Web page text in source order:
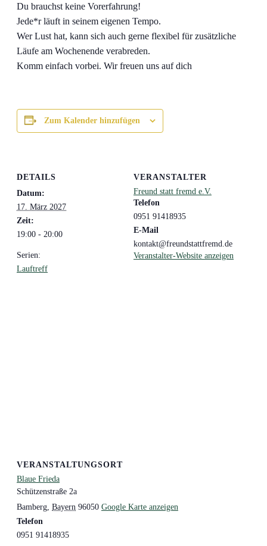
Du brauchst keine Vorerfahrung!
Jede*r läuft in seinem eigenen Tempo.
Wer Lust hat, kann sich auch gerne flexibel für zusätzliche
Läufe am Wochenende verabreden.
Komm einfach vorbei. Wir freuen uns auf dich
Zum Kalender hinzufügen
DETAILS
Datum:
17. März 2027
Zeit:
19:00 - 20:00
Serien:
Lauftreff
VERANSTALTER
Freund statt fremd e.V.
Telefon
0951 91418935
E-Mail
kontakt@freundstattfremd.de
Veranstalter-Website anzeigen
VERANSTALTUNGSORT
Blaue Frieda
Schützenstraße 2a
Bamberg Bayern 96050 Google Karte anzeigen
Telefon
0951 91418935